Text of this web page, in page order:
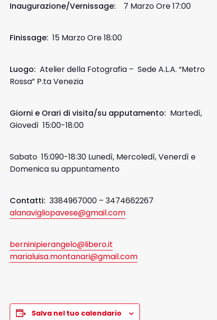
Inaugurazione/Vernissage: 7 Marzo Ore 17:00
Finissage: 15 Marzo Ore 18:00
Luogo: Atelier della Fotografia – Sede A.L.A. “Metro
Rossa” P.ta Venezia
Giorni e Orari di visita/su apputamento: Martedì,
Giovedì 15:00-18:00
Sabato 15:090-18:30 Lunedì, Mercoledì, Venerdì e
Domenica su appuntamento
Contatti: 3384967000 – 3474662267
alanavigliopavese@gmail.com
berninipierangelo@libero.it
marialuisa.montanari@gmail.com
Salva nel tuo calendario